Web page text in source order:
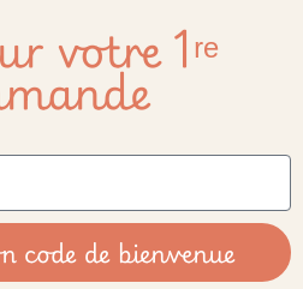
votre 1ʳᵉ
code de bienvenue